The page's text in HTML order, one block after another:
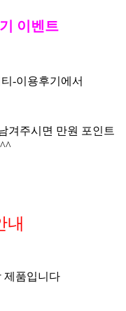
이벤트
-이용후기 에서
겨주시면 만원 포인트
내
제품입니다